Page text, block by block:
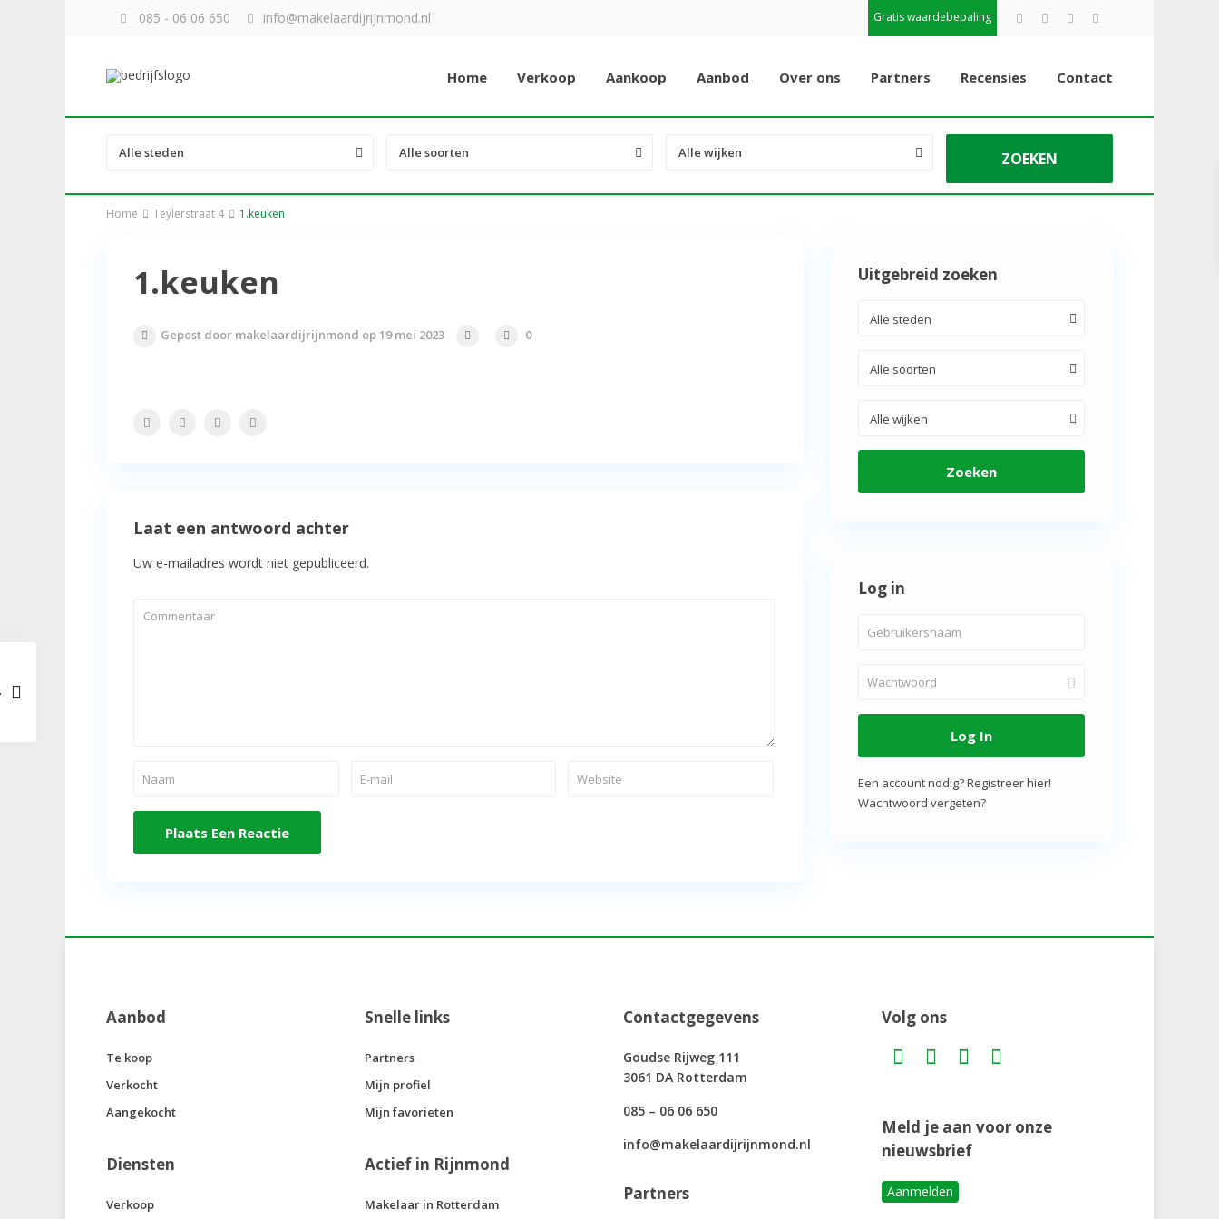
085 - 06 06 650 info@makelaardijrijnmond.nl Gratis waardebepaling
Home Verkoop Aankoop Aanbod Over ons Partners Recensies Contact
Alle steden Alle soorten Alle wijken
Home Teylerstraat 4 1.keuken
1.keuken
Gepost door makelaardijrijnmond op 19 mei 2023 0
Laat een antwoord achter
Uw e-mailadres wordt niet gepubliceerd.
Uitgebreid zoeken
Alle steden
Alle soorten
Alle wijken
Zoeken
Log in
Log In
Een account nodig? Registreer hier!
Wachtwoord vergeten?
Aanbod
Te koop
Verkocht
Aangekocht
Diensten
Verkoop
Snelle links
Partners
Mijn profiel
Mijn favorieten
Actief in Rijnmond
Makelaar in Rotterdam
Contactgegevens
Goudse Rijweg 111
3061 DA Rotterdam
085 – 06 06 650
info@makelaardijrijnmond.nl
Partners
Volg ons
Meld je aan voor onze
nieuwsbrief
Aanmelden